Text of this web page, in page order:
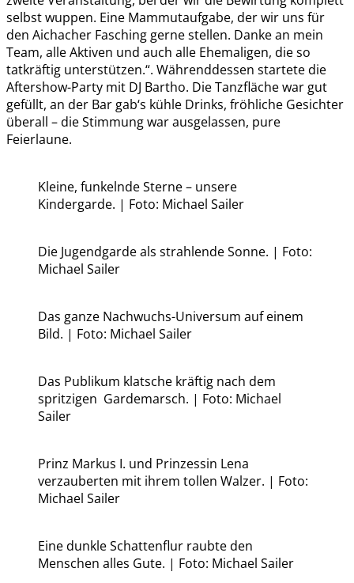
selbst wuppen. Eine Mammutaufgabe, der wir uns für
den Aichacher Fasching gerne stellen. Danke an mein
Team, alle Aktiven und auch alle Ehemaligen, die so
tatkräftig unterstützen.“. Währenddessen startete die
Aftershow-Party mit DJ Bartho. Die Tanzfläche war gut
gefüllt, an der Bar gab‘s kühle Drinks, fröhliche Gesichter
überall – die Stimmung war ausgelassen, pure
Feierlaune.
Kleine, funkelnde Sterne – unsere
Kindergarde. | Foto: Michael Sailer
Die Jugendgarde als strahlende Sonne. | Foto:
Michael Sailer
Das ganze Nachwuchs-Universum auf einem
Bild. | Foto: Michael Sailer
Das Publikum klatsche kräftig nach dem
spritzigen Gardemarsch. | Foto: Michael
Sailer
Prinz Markus I. und Prinzessin Lena
verzauberten mit ihrem tollen Walzer. | Foto:
Michael Sailer
Eine dunkle Schattenflur raubte den
Menschen alles Gute. | Foto: Michael Sailer